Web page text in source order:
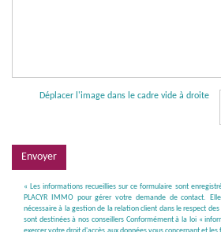
Déplacer l'image dans le cadre vide à droite
Envoyer
« Les informations recueillies sur ce formulaire sont
PLACYR IMMO pour gérer votre demande de contact.
nécessaire à la gestion de la relation client dans le respect
sont destinées à nos conseillers Conformément à la loi «